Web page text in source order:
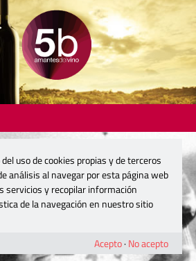
uso de cookies propias y de terceros
análisis al navegar por esta página web
servicios y recopilar información
de la navegación en nuestro sitio
Acepto· No acepto